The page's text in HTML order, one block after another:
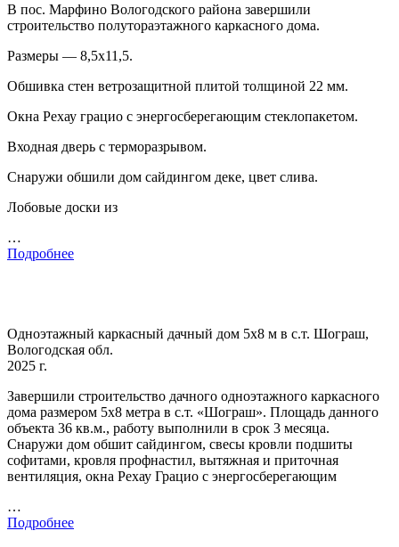
В пос. Марфино Вологодского района завершили
строительство полутораэтажного каркасного дома.
Размеры — 8,5х11,5.
Обшивка стен ветрозащитной плитой толщиной 22 мм.
Окна Рехау грацио с энергосберегающим стеклопакетом.
Входная дверь с терморазрывом.
Снаружи обшили дом сайдингом деке, цвет слива.
Лобовые доски из
…
Подробнее
Одноэтажный каркасный дачный дом 5х8 м в с.т. Шограш,
Вологодская обл.
2025 г.
Завершили строительство дачного одноэтажного каркасного
дома размером 5х8 метра в с.т. «Шограш». Площадь данного
объекта 36 кв.м., работу выполнили в срок 3 месяца.
Снаружи дом обшит сайдингом, свесы кровли подшиты
софитами, кровля профнастил, вытяжная и приточная
вентиляция, окна Рехау Грацио с энергосберегающим
…
Подробнее